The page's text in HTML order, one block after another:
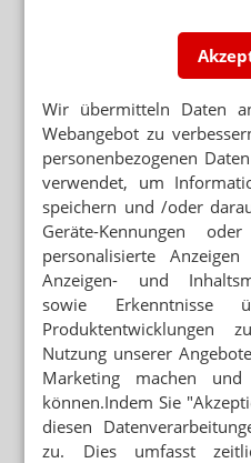
Wir übermitteln Daten
Webangebot zu
personenbezogenen
verwendet, um
speichern und /oder
Geräte-Kennungen
personalisierte
Anzeigen- und
sowie Erkenntnisse
Nutzung unserer
Marketing machen
können.Indem Sie
diesen
zu. Dies umfasst
Reizgas aus
VERSUCHTER
Apothekentür
Notfall-Knopf für
RHEINLAND-PFALZ
Axtangriff auf Apotheke
KRIMINALFÄLLE
Warum